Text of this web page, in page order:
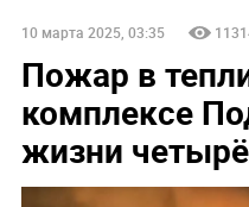
10 марта 2025, 03:35
Пожар в
комплексе
жизни